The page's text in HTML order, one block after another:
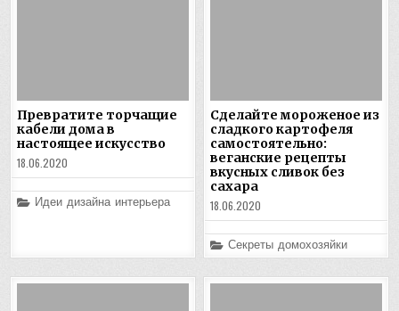
Превратите торчащие
кабели дома в
настоящее искусство
18.06.2020
Posted
in
Идеи дизайна интерьера
Сделайте мороженое из
сладкого картофеля
самостоятельно:
веганские рецепты
вкусных сливок без
сахара
18.06.2020
Posted
in
Секреты домохозяйки